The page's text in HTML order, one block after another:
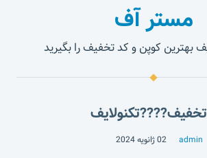
مستر آف
بهترین کوپن و کد تخفیف را بگیرید
admin 02 ژانویه 2024